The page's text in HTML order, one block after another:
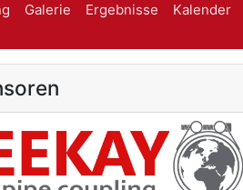
Galerie Ergebnisse Kalender